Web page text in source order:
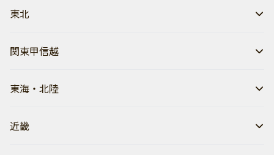
東北
関東甲信越
東海・北陸
近畿